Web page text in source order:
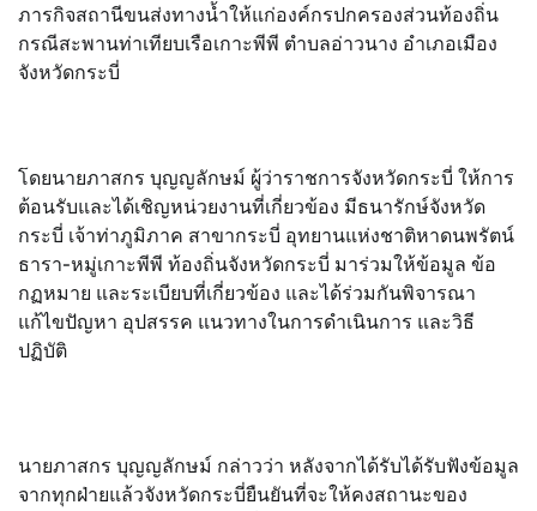
ภารกิจสถานีขนส่งทางน้ำให้แก่องค์กรปกครองส่วนท้องถิ่น
กรณีสะพานท่าเทียบเรือเกาะพีพี ตำบลอ่าวนาง อำเภอเมือง
จังหวัดกระบี่
โดยนายภาสกร บุญญลักษม์ ผู้ว่าราชการจังหวัดกระบี่ ให้การ
ต้อนรับและได้เชิญหน่วยงานที่เกี่ยวข้อง มีธนารักษ์จังหวัด
กระบี่ เจ้าท่าภูมิภาค สาขากระบี่ อุทยานแห่งชาติหาดนพรัตน์
ธารา-หมู่เกาะพีพี ท้องถิ่นจังหวัดกระบี่ มาร่วมให้ข้อมูล ข้อ
กฏหมาย และระเบียบที่เกี่ยวข้อง และได้ร่วมกันพิจารณา
แก้ไขปัญหา อุปสรรค แนวทางในการดำเนินการ และวิธี
ปฏิบัติ
นายภาสกร บุญญลักษม์ กล่าวว่า หลังจากได้รับได้รับฟังข้อมูล
จากทุกฝ่ายแล้วจังหวัดกระบี่ยืนยันที่จะให้คงสถานะของ